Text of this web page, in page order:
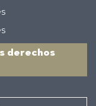
derechos